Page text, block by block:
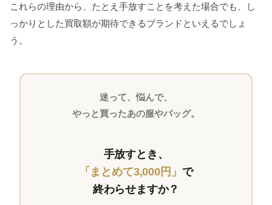
これらの理由から、たとえ手放すことを考えた場合でも、し
っかりとした買取額が期待できるブランドといえるでしょ
う。
迷って、悩んで、
やっと買ったあの服やバッグ。
手放すとき、
「まとめて3,000円」 で
終わらせますか？